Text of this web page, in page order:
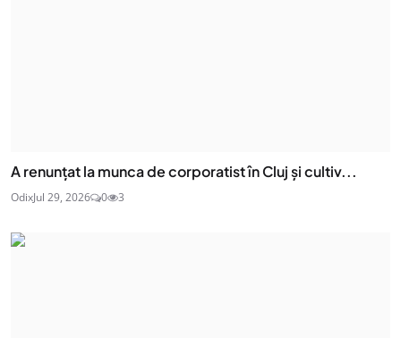
A renunțat la munca de corporatist în Cluj și cultiv...
OdixJul 29, 2026 0 3